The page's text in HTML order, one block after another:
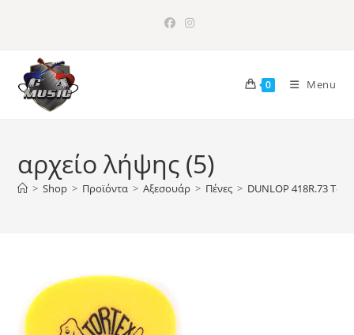
0 Menu
αρχείο λήψης (5)
> Shop > Προϊόντα > Αξεσουάρ > Πένες > DUNLOP 418R.73